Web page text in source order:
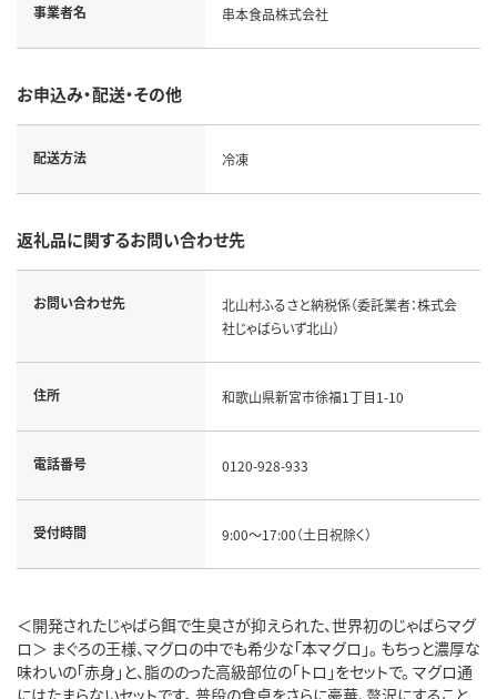
事業者名 串本食品株式会社
お申込み・配送・その他
配送方法 冷凍
返礼品に関するお問い合わせ先
お問い合わせ先
北山村ふるさと納税係（委託業者：株式会
社じゃばらいず北山）
住所 和歌山県新宮市徐福1丁目1-10
電話番号 0120-928-933
受付時間 9:00～17:00（土日祝除く）
＜開発されたじゃばら餌で生臭さが抑えられた、世界初のじゃばらマグ
ロ＞ まぐろの王様、マグロの中でも希少な「本マグロ」。 もちっと濃厚な
味わいの「赤身」と、脂ののった高級部位の「トロ」をセットで。 マグロ通
にはたまらないセットです。 普段の食卓をさらに豪華、贅沢にすること